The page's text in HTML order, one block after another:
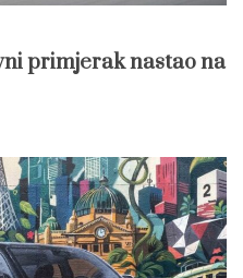
primjerak nastao na